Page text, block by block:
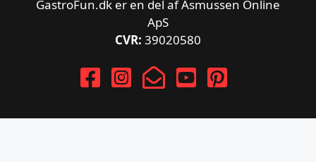
GastroFun.dk er en del af Asmussen Online
ApS
CVR: 39020580